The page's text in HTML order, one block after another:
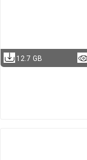
12.7 GB